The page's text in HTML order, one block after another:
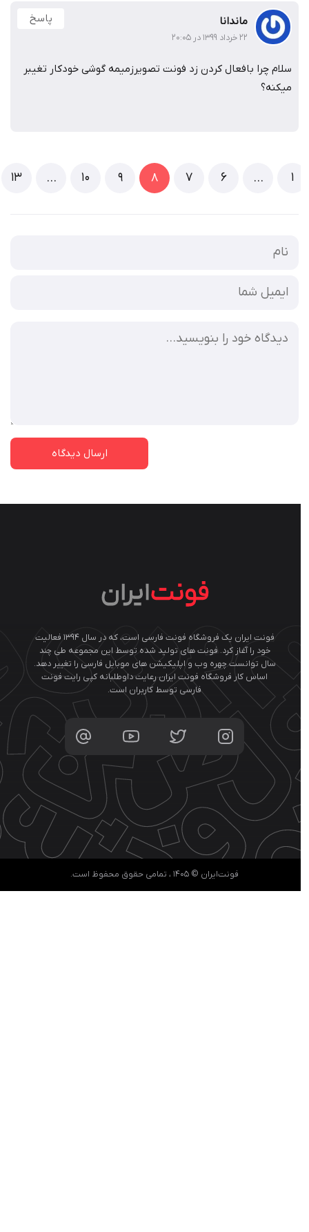
ماندانا
۲۲ خرداد ۱۳۹۹ در ۲۰:۰۵
چرا بافعال کردن زد فونت تصویرزمیمه گوشی خودکار تغیبر
…
6
7
8
9
10
…
13
فونت ایران یک فروشگاه فونت فارسی است، که در سال ۱۳۹۴ فعالیت
خود را آغاز کرد. فونت های تولید شده توسط این مجموعه طی چند
توانست چهره وب و اپلیکیشن های موبایل فارسی را تغییر دهد.
اساس کار فروشگاه فونت ایران رعایت داوطلبانه کپی رایت فونت
فارسی توسط کاربران است.
فونت‌ایران © ۱۴۰۵ ، تمامی حقوق محفوظ است.